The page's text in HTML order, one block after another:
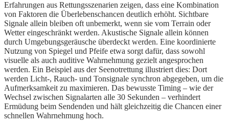
Erfahrungen aus Rettungsszenarien zeigen, dass eine Kombination
von Faktoren die Überlebenschancen deutlich erhöht. Sichtbare
Signale allein bleiben oft unbemerkt, wenn sie vom Terrain oder
Wetter eingeschränkt werden. Akustische Signale allein können
durch Umgebungsgeräusche überdeckt werden. Eine koordinierte
Nutzung von Spiegel und Pfeife etwa sorgt dafür, dass sowohl
visuelle als auch auditive Wahrnehmung gezielt angesprochen
werden. Ein Beispiel aus der Seenotrettung illustriert dies: Dort
werden Licht-, Rauch- und Tonsignale synchron abgegeben, um die
Aufmerksamkeit zu maximieren. Das bewusste Timing – wie der
Wechsel zwischen Signalarten alle 30 Sekunden – verhindert
Ermüdung beim Sendenden und hält gleichzeitig die Chancen einer
schnellen Wahrnehmung hoch.